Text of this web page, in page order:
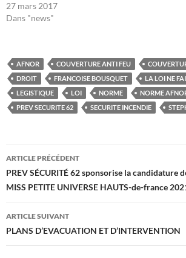
27 mars 2017
Dans "news"
AFNOR COUVERTURE ANTI FEU
DROIT
FRANCOISE BOUSQUET
LA LOI NE
LEGISTIQUE
LOI NORME
NORME
PREV SECURITE 62
SECURITE INCENDIE
Navigation
des
articles
ARTICLE PRÉCÉDENT
PREV SÉCURITÉ 62 sponsorise la candidature
MISS PETITE UNIVERSE HAUTS-de-france
ARTICLE SUIVANT
PLANS D’EVACUATION ET D’INTERVENTION